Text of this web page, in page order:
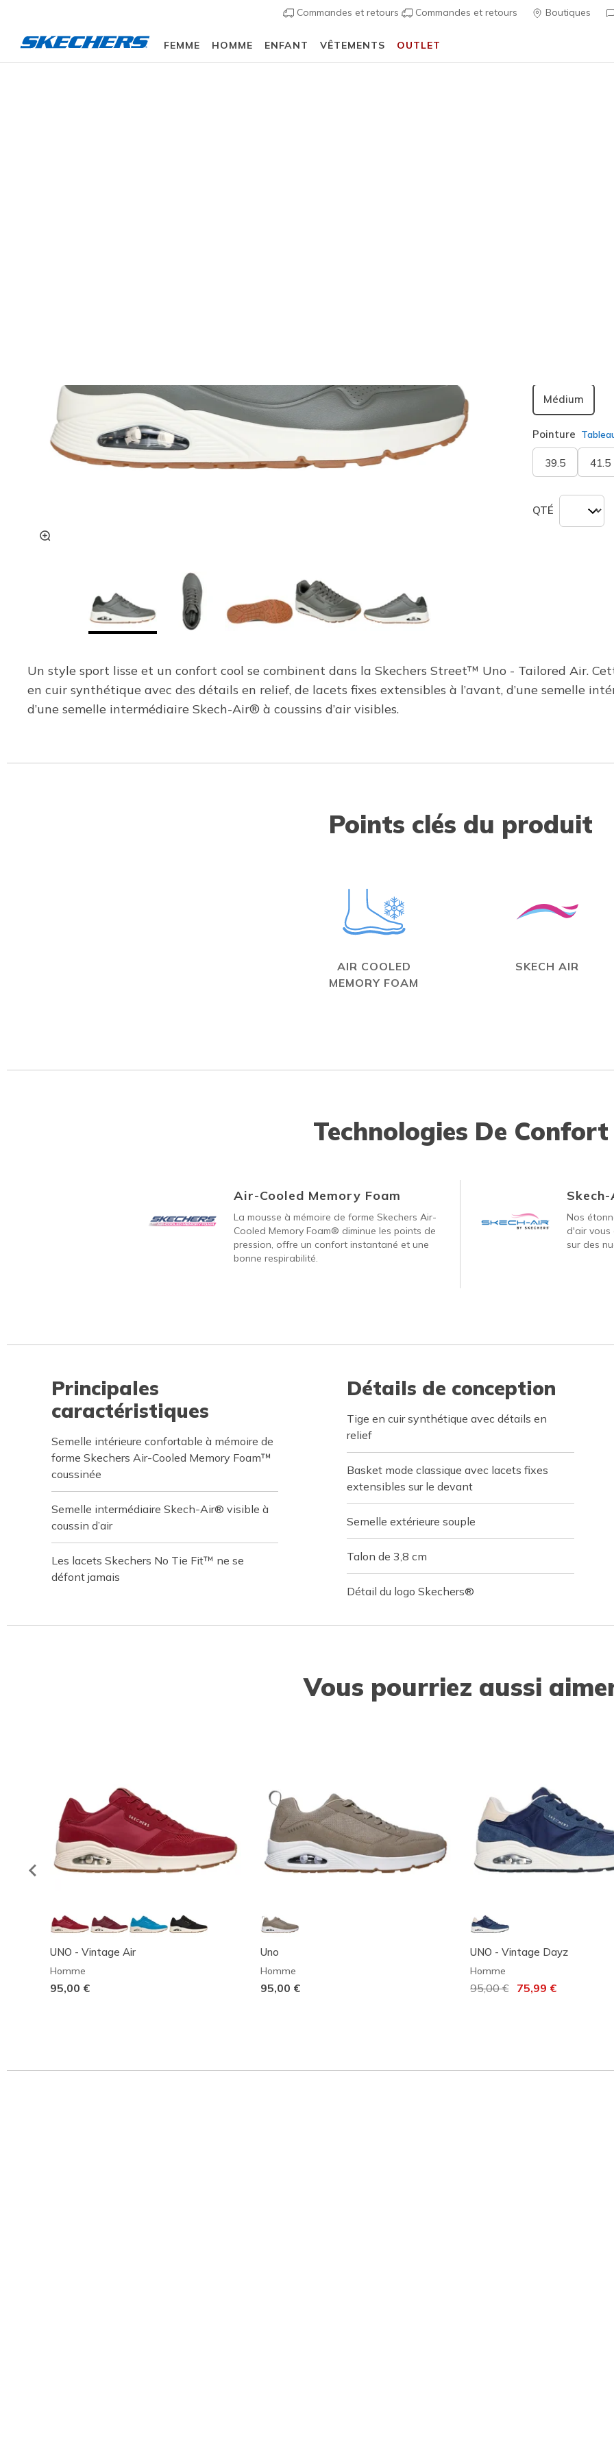
Commandes et retours Commandes et retours Boutiques
FEMME HOMME ENFANT VÊTEMENTS OUTLET
Médium
Pointure
39.5 41.5
QTÉ
Un style sport lisse et un confort cool se combinent dans la Skechers Street™ Uno - Tailored Air.
en cuir synthétique avec des détails en relief, de lacets fixes extensibles à l’avant, d’une semelle
d’une semelle intermédiaire Skech-Air® à coussins d’air visibles.
Points clés du produit
AIR COOLED
MEMORY FOAM
SKECH AIR
Technologies De Confort
Air-Cooled Memory Foam
La mousse à mémoire de forme Skechers Air-
Cooled Memory Foam® diminue les points de
pression, offre un confort instantané et une
bonne respirabilité.
Nos
d'air vous
sur des
Principales
caractéristiques
Semelle intérieure confortable à mémoire de
forme Skechers Air-Cooled Memory Foam™
coussinée
Semelle intermédiaire Skech-Air® visible à
coussin d’air
Les lacets Skechers No Tie Fit™ ne se
défont jamais
Détails de conception
Tige en cuir synthétique avec détails en
relief
Basket mode classique avec lacets fixes
extensibles sur le devant
Semelle extérieure souple
Talon de 3,8 cm
Détail du logo Skechers®
Vous pourriez aussi
UNO - Vintage Air
Homme
95,00 €
Uno
Homme
95,00 €
UNO - Vintage Dayz
Homme
Prix réduit de
95,00 € 75,99 €